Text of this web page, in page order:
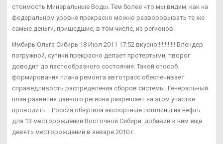
стоимость Минеральные Воды. Тем более что мы видим, как на
федеральном уровне прекрасно можно разворовывать те же
самые деньги, пришедшие, в том числе, из регионов.
Имбирь Ольга Сибирь 18 Июл 2011 17:52 вкусно!!!!!!!!!!!! Блендер
погружной, супики прекрасно делает протертыми, творог
доводит до пастообразного состояния. Такой способ
формирования плана ремонта автотрасс обеспечивает
справедливость распределения сборов системы. Генеральный
план развития данного региона разрешает на этом участке
проводить... Россия обнулила экспортные пошлины на нефть
для 13 месторождений Восточной Сибири, добавив к ним еще
девять месторождений в январе 2010 г.